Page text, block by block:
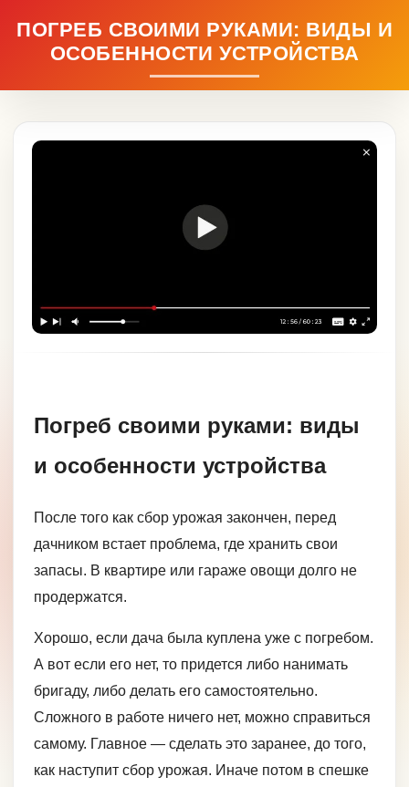
ПОГРЕБ СВОИМИ РУКАМИ: ВИДЫ И
ОСОБЕННОСТИ УСТРОЙСТВА
Погреб своими руками: виды
и особенности устройства
После того как сбор урожая закончен, перед
дачником встает проблема, где хранить свои
запасы. В квартире или гараже овощи долго не
продержатся.
Хорошо, если дача была куплена уже с погребом.
А вот если его нет, то придется либо нанимать
бригаду, либо делать его самостоятельно.
Сложного в работе ничего нет, можно справиться
самому. Главное — сделать это заранее, до того,
как наступит сбор урожая. Иначе потом в спешке